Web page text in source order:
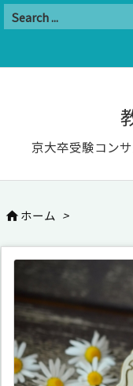
京大卒受験コン
 ホーム >